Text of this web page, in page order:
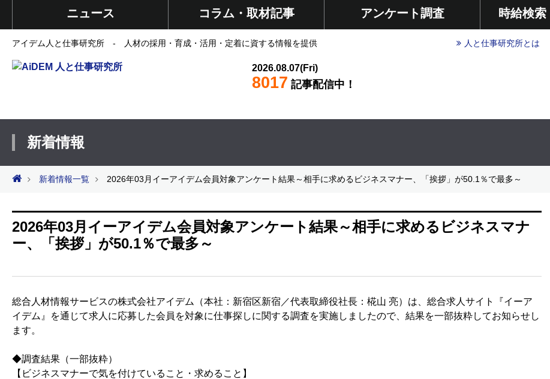
ニュース コラム・取材記事 アンケート調査 時給検
アイデム人と仕事研究所 - 人材の採用・育成・活用・定着に資する情報を提供 人と仕事研究所とは
2026.08.07(Fri)
8017 記事配信中！
新着情報
新着情報一覧 2026年03月イーアイデム会員対象アンケート結果～相手に求めるビジネスマナー、「挨拶」が50.1％で最多～
2026年03月イーアイデム会員対象アンケート結果～相手に求めるビジネスマナ
ー、「挨拶」が50.1％で最多～
総合人材情報サービスの株式会社アイデム（本社：新宿区新宿／代表取締役社長：椛山 亮）は、総合求人サイト『イーア
イデム』を通じて求人に応募した会員を対象に仕事探しに関する調査を実施しましたので、結果を一部抜粋してお知らせし
ます。
◆調査結果（一部抜粋）
【ビジネスマナーで気を付けていること・求めること】